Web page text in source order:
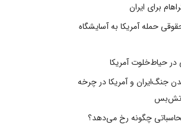
برای ایران
حمله آمریکا به آسایشگاه
در حیاط‌خلوت آمریکا
جنگ‌ایران و آمریکا در چرخه
چگونه رخ می‌دهد؟